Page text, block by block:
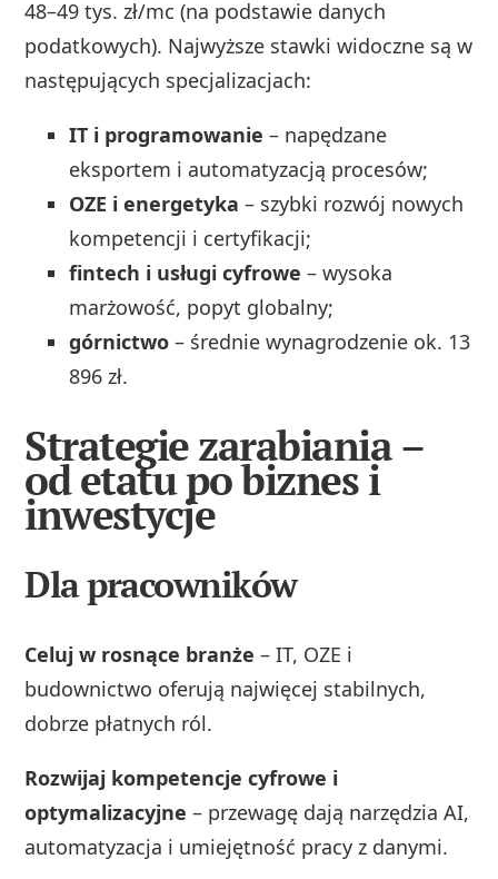
48–49 tys. zł/mc (na podstawie danych
podatkowych). Najwyższe stawki widoczne są w
następujących specjalizacjach:
IT i programowanie – napędzane
eksportem i automatyzacją procesów;
OZE i energetyka – szybki rozwój nowych
kompetencji i certyfikacji;
fintech i usługi cyfrowe – wysoka
marżowość, popyt globalny;
górnictwo – średnie wynagrodzenie ok. 13
896 zł.
Strategie zarabiania –
od etatu po biznes i
inwestycje
Dla pracowników
Celuj w rosnące branże – IT, OZE i
budownictwo oferują najwięcej stabilnych,
dobrze płatnych ról.
Rozwijaj kompetencje cyfrowe i
optymalizacyjne – przewagę dają narzędzia AI,
automatyzacja i umiejętność pracy z danymi.